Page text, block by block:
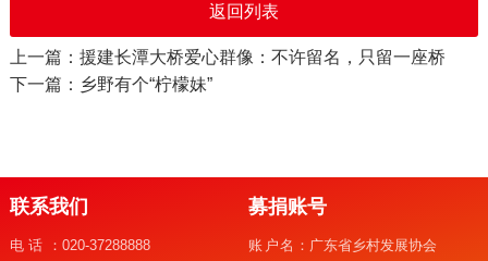
返回列表
上一篇：援建长潭大桥爱心群像：不许留名，只留一座桥
下一篇：乡野有个“柠檬妹”
联系我们
电话： 020-37288888
募捐账号
账户名： 广东省乡村发展协会